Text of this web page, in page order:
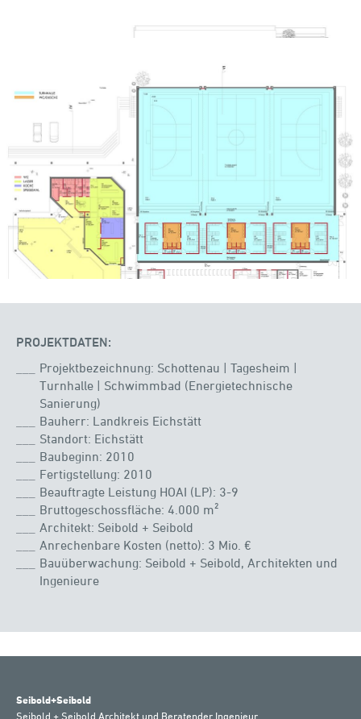
PROJEKTDATEN:
Projektbezeichnung: Schottenau | Tagesheim |
Turnhalle | Schwimmbad (Energietechnische
Sanierung)
Bauherr: Landkreis Eichstätt
Standort: Eichstätt
Baubeginn: 2010
Fertigstellung: 2010
Beauftragte Leistung HOAI (LP): 3-9
Bruttogeschossfläche: 4.000 m²
Architekt: Seibold + Seibold
Anrechenbare Kosten (netto): 3 Mio. €
Bauüberwachung: Seibold + Seibold, Architekten und
Ingenieure
Seibold+Seibold
Seibold + Seibold Architekt und Beratender Ingenieur